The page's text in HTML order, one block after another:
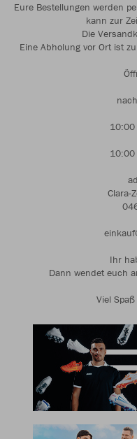
Eure Bestellungen werden
kann zur
Die
Eine Abholung vor Ort ist
10:00
10:00
Clara-
Ihr
Dann wendet euch
Viel